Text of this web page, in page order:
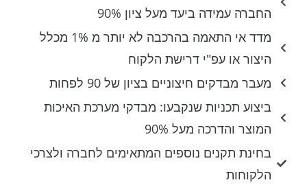
החברה עמידה ביעד מעל ציון 90%
מדד אי התאמה בהרכבה לא יותר מ 1% מכלל
היצור או עפ"י דרישת הלקוח
מעבר מבדקים חיצוניים בציון של 90 לפחות
ביצוע תכניות שנקבעו: מבדקי מערכת האיכות
המוצר והדרכה מעל 90%
בחינת תקנים נוספים המתאימים לחברה ולצרכי
הלקוחות